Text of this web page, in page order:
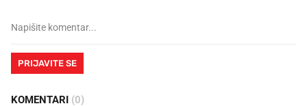
PRIJAVITE SE
KOMENTARI (0)